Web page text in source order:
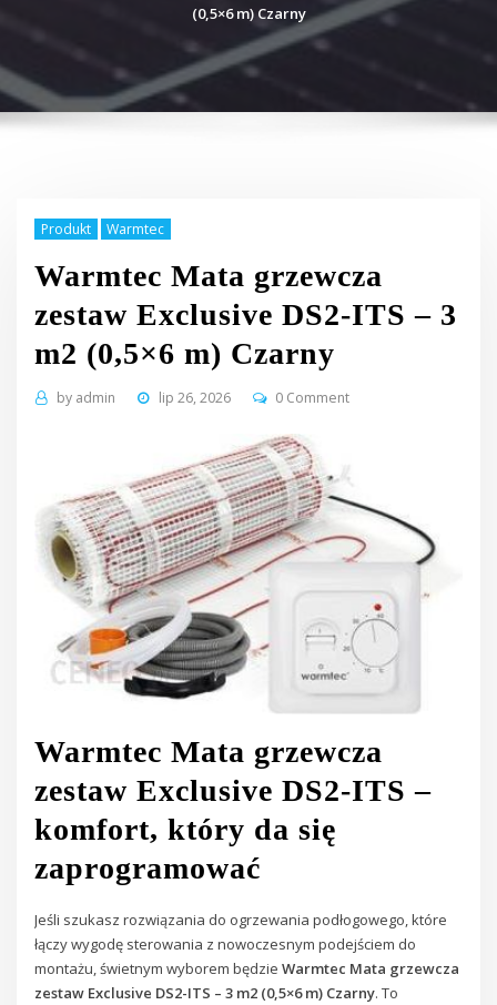
(0,5×6 m) Czarny
Produkt Warmtec
Warmtec Mata grzewcza
zestaw Exclusive DS2-ITS – 3
m2 (0,5×6 m) Czarny
by admin lip 26, 2026 0 Comment
Warmtec Mata grzewcza
zestaw Exclusive DS2-ITS –
komfort, który da się
zaprogramować
Jeśli szukasz rozwiązania do ogrzewania podłogowego, które
łączy wygodę sterowania z nowoczesnym podejściem do
montażu, świetnym wyborem będzieWarmtec Mata grzewcza
zestaw Exclusive DS2-ITS – 3 m2 (0,5×6 m) Czarny. To